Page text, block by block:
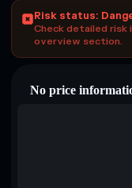
Risk status:
Check detailed
overview section.
No price